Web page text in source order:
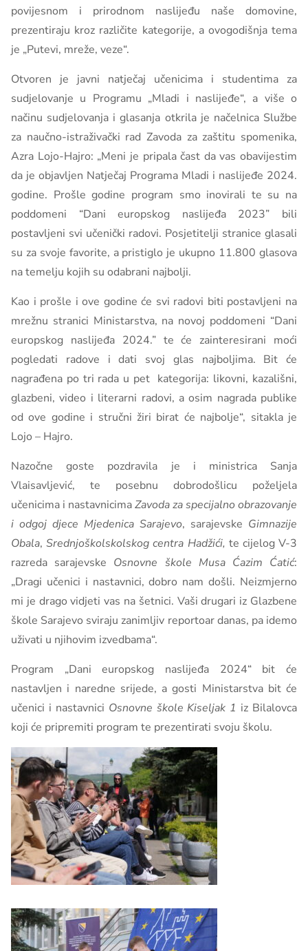
povijesnom i prirodnom naslijeđu naše domovine,
prezentiraju kroz različite kategorije, a ovogodišnja tema
je „Putevi, mreže, veze“.
Otvoren je javni natječaj učenicima i studentima za
sudjelovanje u Programu „Mladi i naslijeđe“, a više o
načinu sudjelovanja i glasanja otkrila je načelnica Službe
za naučno-istraživački rad Zavoda za zaštitu spomenika,
Azra Lojo-Hajro: „Meni je pripala čast da vas obavijestim
da je objavljen Natječaj Programa Mladi i naslijeđe 2024.
godine. Prošle godine program smo inovirali te su na
poddomeni “Dani europskog naslijeđa 2023” bili
postavljeni svi učenički radovi. Posjetitelji stranice glasali
su za svoje favorite, a pristiglo je ukupno 11.800 glasova
na temelju kojih su odabrani najbolji.
Kao i prošle i ove godine će svi radovi biti postavljeni na
mrežnu stranici Ministarstva, na novoj poddomeni “Dani
europskog naslijeđa 2024.” te će zainteresirani moći
pogledati radove i dati svoj glas najboljima. Bit će
nagrađena po tri rada u pet kategorija: likovni, kazališni,
glazbeni, video i literarni radovi, a osim nagrada publike
od ove godine i stručni žiri birat će najbolje“, sitakla je
Lojo – Hajro.
Nazočne goste pozdravila je i ministrica Sanja
Vlaisavljević, te posebnu dobrodošlicu poželjela
učenicima i nastavnicimaZavoda za specijalno obrazovanje
i odgoj djece Mjedenica Sarajevo, sarajevske Gimnazije
Obala,Srednjoškolskolskog centra Hadžići, te cijelog V-3
razreda sarajevske Osnovne škole Musa Ćazim Ćatić:
„Dragi učenici i nastavnici, dobro nam došli. Neizmjerno
mi je drago vidjeti vas na šetnici. Vaši drugari iz Glazbene
škole Sarajevo sviraju zanimljiv reportoar danas, pa idemo
uživati u njihovim izvedbama“.
Program „Dani europskog naslijeđa 2024“ bit će
nastavljen i naredne srijede, a gosti Ministarstva bit će
učenici i nastavnici Osnovne škole Kiseljak 1 iz Bilalovca
koji će pripremiti program te prezentirati svoju školu.